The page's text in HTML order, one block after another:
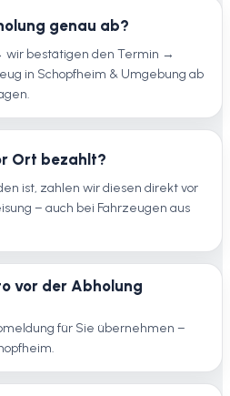
genau ab?
wir bestätigen den Termin →
in Schopfheim & Umgebung ab
Ort bezahlt?
ist, zahlen wir diesen direkt vor
– auch bei Fahrzeugen aus
vor der Abholung
für Sie übernehmen –